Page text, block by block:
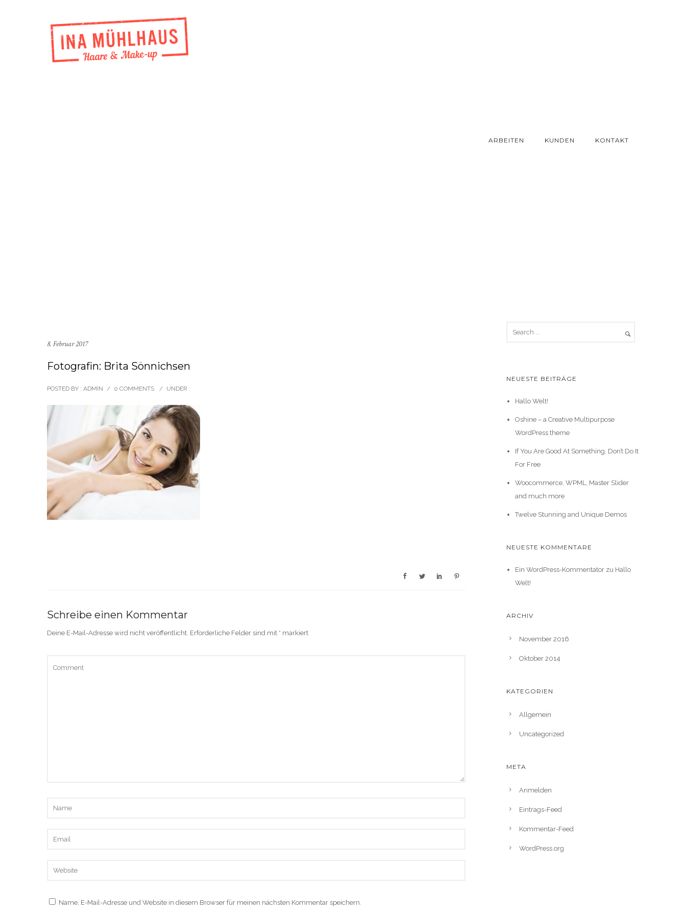
ARBEITEN KUNDEN KONTAKT
8. Februar 2017
Fotografin: Brita Sönnichsen
POSTED BY : ADMIN / 0 COMMENTS / UNDER :
Schreibe einen Kommentar
Deine E-Mail-Adresse wird nicht veröffentlicht. Erforderliche Felder sind mit * markiert
Name, E-Mail-Adresse und Website in diesem Browser für meinen nächsten Kommentar speichern.
NEUESTE BEITRÄGE
Hallo Welt!
Oshine – a Creative Multipurpose
WordPress theme
If You Are Good At Something, Don’t Do It
For Free
Woocommerce, WPML, Master Slider
and much more
Twelve Stunning and Unique Demos
NEUESTE KOMMENTARE
Ein WordPress-Kommentatorzu Hallo
Welt!
ARCHIV
November 2016
Oktober 2014
KATEGORIEN
Allgemein
Uncategorized
META
Anmelden
Eintrags-Feed
Kommentar-Feed
WordPress.org